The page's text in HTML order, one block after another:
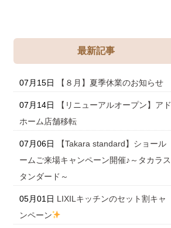
最新記事
07月15日 【８月】夏季休業のお知らせ
07月14日
【リニューアルオープン】アド
ホーム店舗移転
07月06日
【Takara standard】ショール
ームご来場キャンペーン開催♪～タカラス
タンダード～
05月01日 LIXILキッチンのセット割キャ
ンペーン